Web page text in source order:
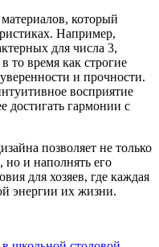
который
Например,
для числа 3,
то время как строгие
и прочности.
восприятие
достигать гармонии с
позволяет не только
но и наполнять его
для хозяев, где каждая
энергии их жизни.